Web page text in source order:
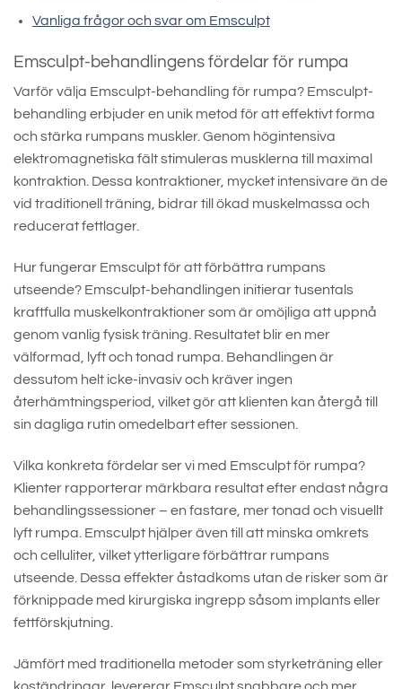
Vanliga frågor och svar om Emsculpt
Emsculpt-behandlingens fördelar för rumpa
Varför välja Emsculpt-behandling för rumpa? Emsculpt-
behandling erbjuder en unik metod för att effektivt forma
och stärka rumpans muskler. Genom högintensiva
elektromagnetiska fält stimuleras musklerna till maximal
kontraktion. Dessa kontraktioner, mycket intensivare än de
vid traditionell träning, bidrar till ökad muskelmassa och
reducerat fettlager.
Hur fungerar Emsculpt för att förbättra rumpans
utseende? Emsculpt-behandlingen initierar tusentals
kraftfulla muskelkontraktioner som är omöjliga att uppnå
genom vanlig fysisk träning. Resultatet blir en mer
välformad, lyft och tonad rumpa. Behandlingen är
dessutom helt icke-invasiv och kräver ingen
återhämtningsperiod, vilket gör att klienten kan återgå till
sin dagliga rutin omedelbart efter sessionen.
Vilka konkreta fördelar ser vi med Emsculpt för rumpa?
Klienter rapporterar märkbara resultat efter endast några
behandlingssessioner – en fastare, mer tonad och visuellt
lyft rumpa. Emsculpt hjälper även till att minska omkrets
och celluliter, vilket ytterligare förbättrar rumpans
utseende. Dessa effekter åstadkoms utan de risker som är
förknippade med kirurgiska ingrepp såsom implants eller
fettförskjutning.
Jämfört med traditionella metoder som styrketräning eller
koständringar, levererar Emsculpt snabbare och mer